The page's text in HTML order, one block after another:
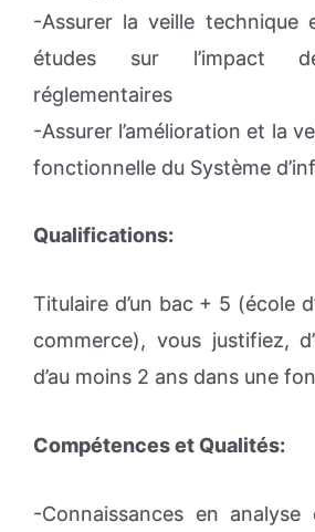
-Assurer la veille technique
études sur l’impact
réglementaires
-Assurer l’amélioration et la
fonctionnelle du Système
Qualifications:
Titulaire d’un bac + 5 (école
commerce), vous justifiez,
d’au moins 2 ans dans une
Compétences et Qualités:
-Connaissances en analyse